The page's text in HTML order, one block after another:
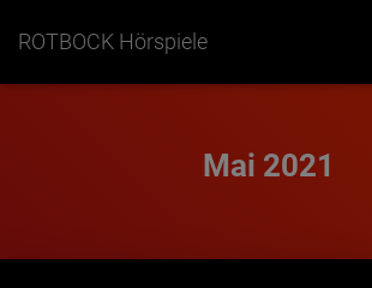
ROTBOCK Hörspiele
Mai 2021